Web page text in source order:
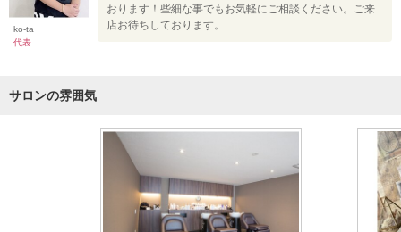
ko-ta
代表
おります！些細な事でもお気軽にご相談ください。ご来
店お待ちしております。
サロンの雰囲気